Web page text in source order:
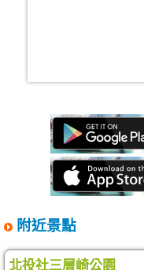
附近景點
北投社三層崎公園